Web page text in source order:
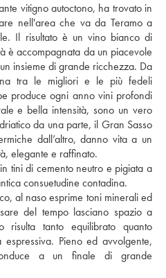
vitigno autoctono, ha trovato in
nell'area che va da Teramo a
Il risultato è un vino bianco di
è accompagnata da un piacevole
insieme di grande ricchezza. Da
tra le migliori e le più fedeli
produce ogni anno vini profondi
e bella intensità, sono un vero
da una parte, il Gran Sasso
dall’altro, danno vita a un
elegante e raffinato.
tini di cemento neutro e pigiata a
consuetudine contadina.
al naso esprime toni minerali ed
del tempo lasciano spazio a
tanto equilibrato quanto
Pieno ed avvolgente,
a un finale di grande